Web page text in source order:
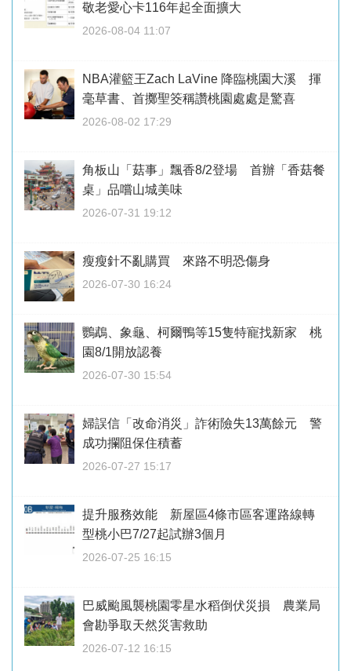
敬老愛心卡116年起全面擴大
2026-08-04 11:07
NBA灌籃王Zach LaVine 降臨桃園大溪 揮
毫草書、首擲聖筊稱讚桃園處處是驚喜
2026-08-02 17:29
角板山「菇事」飄香8/2登場 首辦「香菇餐
桌」品嚐山城美味
2026-07-31 19:12
瘦瘦針不亂購買 來路不明恐傷身
2026-07-30 16:24
鸚鵡、象龜、柯爾鴨等15隻特寵找新家 桃
園8/1開放認養
2026-07-30 15:54
婦誤信「改命消災」詐術險失13萬餘元 警
成功攔阻保住積蓄
2026-07-27 15:17
提升服務效能 新屋區4條市區客運路線轉
型桃小巴7/27起試辦3個月
2026-07-25 16:15
巴威颱風襲桃園零星水稻倒伏災損 農業局
會勘爭取天然災害救助
2026-07-12 16:15